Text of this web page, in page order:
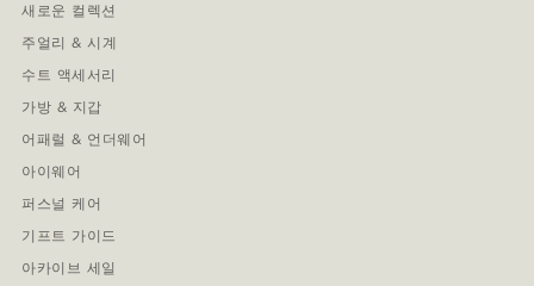
새로운 컬렉션
주얼리 & 시계
수트 액세서리
가방 & 지갑
어패럴 & 언더웨어
아이웨어
퍼스널 케어
기프트 가이드
아카이브 세일